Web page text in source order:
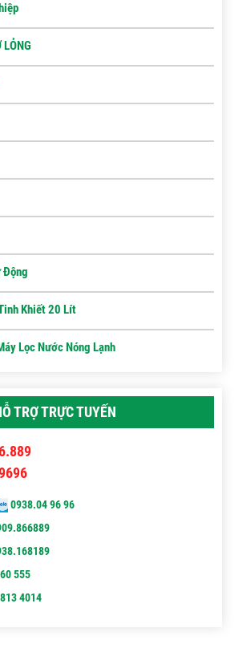
LỎNG
Động
Khiết 20 Lít
Lọc Nước Nóng Lạnh
TRỢ TRỰC TUYẾN
0938.04 96 96
555
4014